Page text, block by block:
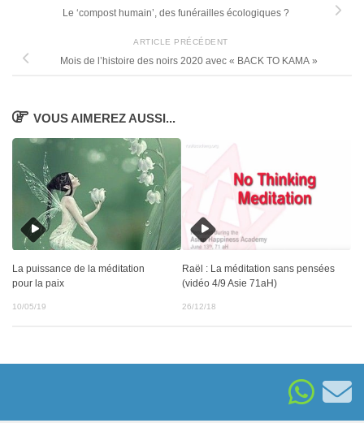
Le ‘compost humain’, des funérailles écologiques ?
ARTICLE PRÉCÉDENT
Mois de l’histoire des noirs 2020 avec « BACK TO KAMA »
VOUS AIMEREZ AUSSI...
La puissance de la méditation
pour la paix
10/05/19
Raël : La méditation sans pensées
(vidéo 4/9 Asie 71aH)
26/12/18